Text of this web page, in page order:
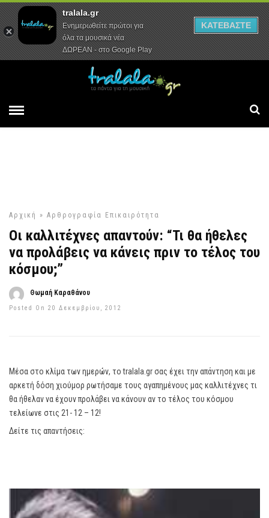
Αρχική Συνεντεύξεις Ρεπορτάζ
Αρχική » Αρθρογραφία Επικαιρότητα
Οι καλλιτέχνες απαντούν: “Τι θα ήθελες
να προλάβεις να κάνεις πριν το τέλος του
κόσμου;”
Θωμαή Καραθάνου
Posted On 20 Δεκεμβρίου, 2012
Μέσα στο κλίμα των ημερών, το tralala.gr σας έχει την απάντηση και με
αρκετή δόση χιούμορ ρωτήσαμε τους αγαπημένους μας καλλιτέχνες τι
θα ήθελαν να έχουν προλάβει να κάνουν αν το τέλος του κόσμου
τελείωνε στις 21- 12 – 12!
Δείτε τις απαντήσεις:
tralala.gr
Ενημερωθείτε πρώτοι για
όλα τα μουσικά νέα
ΔΩΡΕΑΝ - στο Google Play
ΚΑΤΕΒΑΣΤΕ